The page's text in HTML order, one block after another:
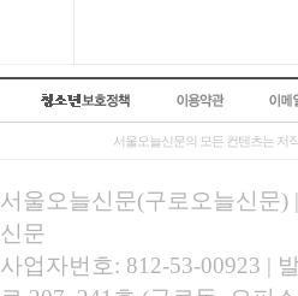
서울오늘신문의 모든 컨텐츠는 저
서울오늘신문(구로오늘신문)
신문
사업자번호: 812-53-00923 |